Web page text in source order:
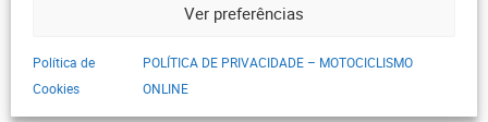
Ver preferências
Política de
Cookies
POLÍTICA DE PRIVACIDADE – MOTOCICLISMO
ONLINE